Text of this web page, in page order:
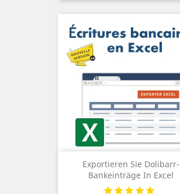
Exportieren Sie Dolibarr-
Bankeinträge In Excel